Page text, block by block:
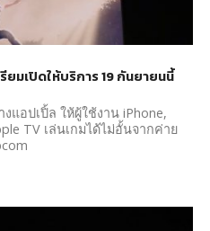
มเปิดให้บริการ 19 กันยายนนี้
แอปเปิ้ล ให้ผู้ใช้งาน iPhone,
TV เล่นเกมได้ไม่อั้นจากค่าย